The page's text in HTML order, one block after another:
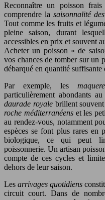
Reconnaître un poisson
comprendre la saisonnalité
Tout comme les fruits et
pleine saison, durant
accessibles en prix et souvent
Acheter un poisson « de
vos chances de tomber sur un
débarqué en quantité suffisante
Par exemple, les
particulièrement abondants
daurade royalebrillent
roche méditerranéenset les
au rendez-vous, notamment
espèces se font plus rares en
biologique, ce qui peut
poissonnerie. Un artisan
compte de ces cycles et
dehors de leur saison.
Les arrivages quotidiens
circuit court. Dans de